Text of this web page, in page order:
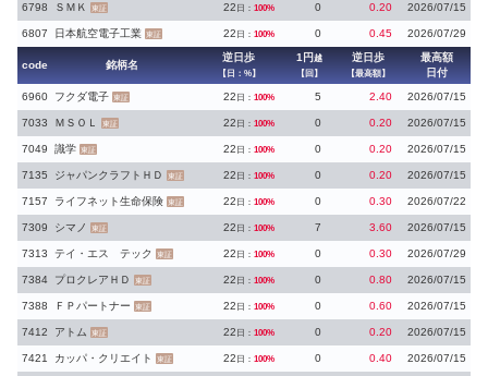
6798 ＳＭＫ 東証 22 日： 100% 0 0.20 2026/07/15
6807 日本航空電子工業 東証 22 日： 100% 0 0.45 2026/07/29
code 銘柄名
逆日歩
【日：%】
1円 越
【回】
逆日歩
【最高額】
最高額
日付
6960
フクダ電子 東証 22 日： 100% 5 2.40 2026/07/15
7033 ＭＳＯＬ 東証 22 日： 100% 0 0.20 2026/07/15
7049 識学 東証 22 日： 100% 0 0.20 2026/07/15
7135 ジャパンクラフトＨＤ 東証 22 日： 100% 0 0.20 2026/07/15
7157 ライフネット生命保険 東証 22 日： 100% 0 0.30 2026/07/22
7309 シマノ 東証 22 日： 100% 7 3.60 2026/07/15
7313 テイ・エス テック 東証 22 日： 100% 0 0.30 2026/07/29
7384 プロクレアＨＤ 東証 22 日： 100% 0 0.80 2026/07/15
7388 ＦＰパートナー 東証 22 日： 100% 0 0.60 2026/07/15
7412 アトム 東証 22 日： 100% 0 0.20 2026/07/15
7421 カッパ・クリエイト 東証 22 日： 100% 0 0.40 2026/07/15